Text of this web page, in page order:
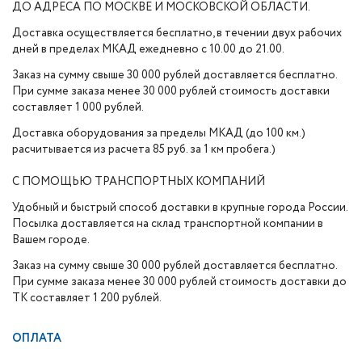
ДО АДРЕСА ПО МОСКВЕ И МОСКОВСКОЙ ОБЛАСТИ.
Доставка осуществляется бесплатно, в течении двух рабочих
дней в пределах МКАД ежедневно с 10.00 до 21.00.
Заказ на сумму свыше 30 000 рублей доставляется бесплатно.
При сумме заказа менее 30 000 рублей стоимость доставки
составляет 1 000 рублей.
Доставка оборудования за пределы МКАД (до 100 км.)
расчитывается из расчета 85 руб. за 1 км пробега.)
С ПОМОЩЬЮ ТРАНСПОРТНЫХ КОМПАНИЙ
Удобный и быстрый способ доставки в крупные города России.
Посылка доставляется на склад транспортной компании в
Вашем городе.
Заказ на сумму свыше 30 000 рублей доставляется бесплатно.
При сумме заказа менее 30 000 рублей стоимость доставки до
ТК составляет 1 200 рублей.
ОПЛАТА